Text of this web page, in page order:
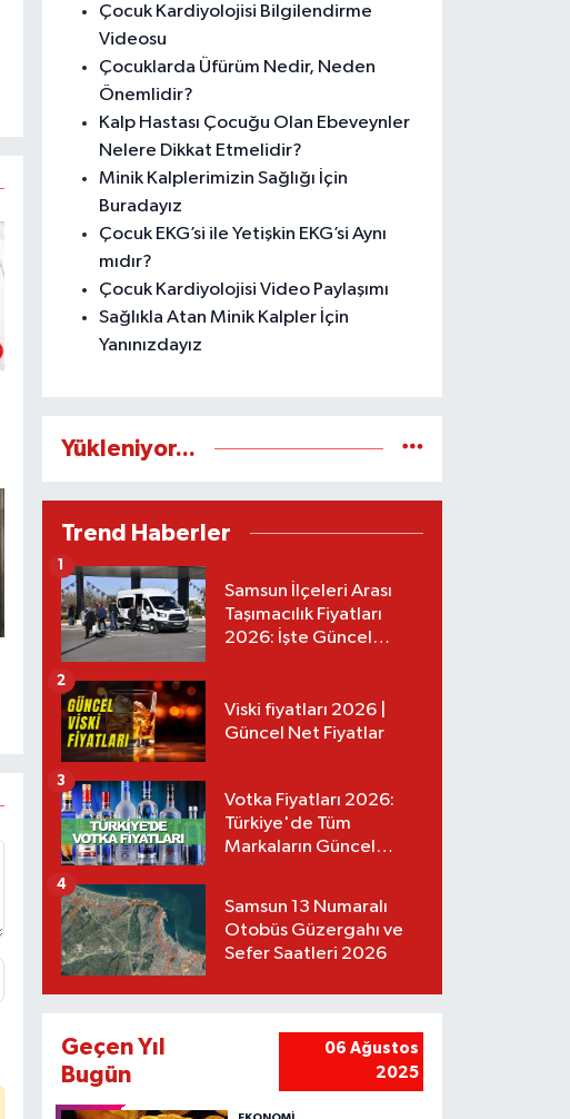
Çocuk Kardiyolojisi Bilgilendirme
Videosu
Çocuklarda Üfürüm Nedir, Neden
Önemlidir?
Kalp Hastası Çocuğu Olan Ebeveynler
Nelere Dikkat Etmelidir?
Minik Kalplerimizin Sağlığı İçin
Buradayız
Çocuk EKG’si ile Yetişkin EKG’si Aynı
mıdır?
Çocuk Kardiyolojisi Video Paylaşımı
Sağlıkla Atan Minik Kalpler İçin
Yanınızdayız
Yükleniyor...
Trend Haberler
Samsun İlçeleri Arası
Taşımacılık Fiyatları
2026: İşte Güncel
1
Viski fiyatları 2026 |
Güncel Net Fiyatlar
2
Votka Fiyatları 2026:
Türkiye'de Tüm
Markaların Güncel
3
Samsun 13 Numaralı
Otobüs Güzergahı ve
Sefer Saatleri 2026
4
Geçen Yıl
Bugün
06 Ağustos
2025